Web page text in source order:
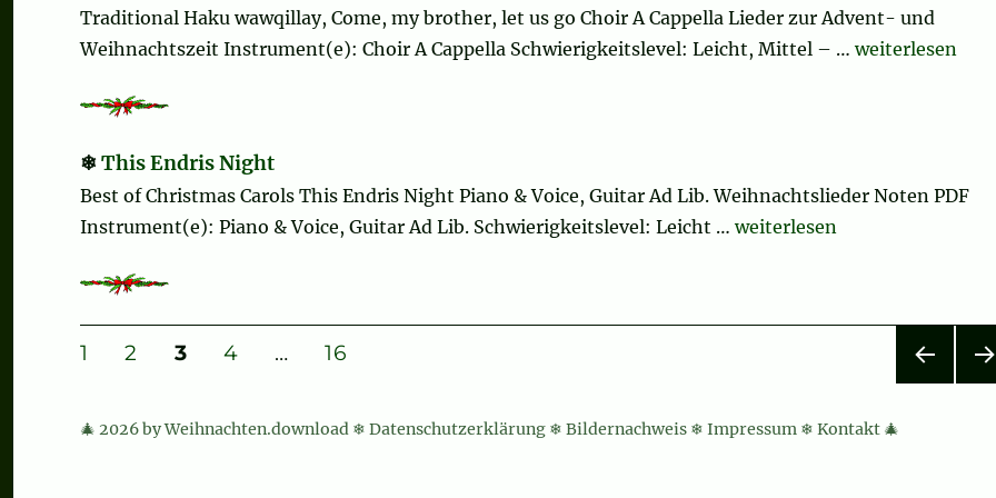
Traditional Haku wawqillay, Come, my brother, let us go Choir A Cappella Lieder zur Advent- und
Weihnachtszeit Instrument(e): Choir A Cappella Schwierigkeitslevel: Leicht, Mittel – …„Haku
weiterlesen
This Endris Night
Best of Christmas Carols This Endris Night Piano & Voice, Guitar Ad Lib. Weihnachtslieder Noten PDF
Instrument(e): Piano & Voice, Guitar Ad Lib. Schwierigkeitslevel: Leicht …„This Endris Night“
weiterlesen
Seitennummerierung
GE
SEITE
1 SEITE
2 SEITE
3 SEITE
4 … SEITE
16
🎄 2026 by Weihnachten.download ❄ Datenschutzerklärung ❄ Bildernachweis ❄ Impressum ❄ Kontakt 🎄